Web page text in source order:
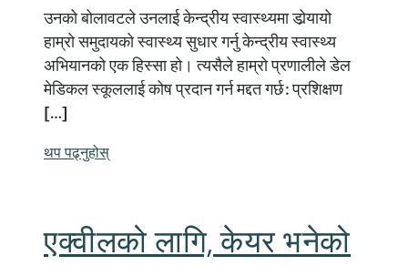
उनको बोलावटले उनलाई केन्द्रीय स्वास्थ्यमा डोर्‍यायो
हाम्रो समुदायको स्वास्थ्य सुधार गर्नु केन्द्रीय स्वास्थ्य
अभियानको एक हिस्सा हो। त्यसैले हाम्रो प्रणालीले डेल
मेडिकल स्कूललाई कोष प्रदान गर्न मद्दत गर्छ: प्रशिक्षण
[…]
थप पढ्नुहोस्
एक्वीलको लागि, केयर भनेको